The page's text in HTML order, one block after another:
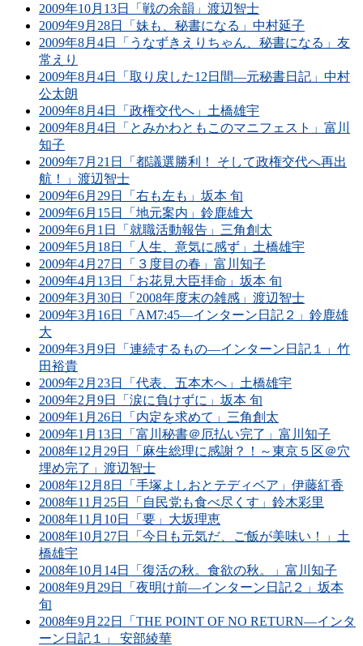
2009年10月13日「戦の余韻」渡辺智士
2009年9月28日「妹も、秘書になる」中村延子
2009年8月4日「うなずきえりちゃん、秘書になる」友
常えり
2009年8月4日「取り戻した12日間―元秘書日記」中村
公太朗
2009年8月4日「政権交代へ」土橋雄宇
2009年8月4日「とみかわともこのマニフェスト」富川
知子
2009年7月21日「都議選勝利！ そして政権交代へ再出
航！」渡辺智士
2009年6月29日「右も左も」坂本 旬
2009年6月15日「地元案内」鈴鹿雄大
2009年6月1日「就職活動報告」三角創太
2009年5月18日「人生、意気に感ず」土橋雄宇
2009年4月27日「３度目の春」富川知子
2009年4月13日「お花見大臣拝命」坂本 旬
2009年3月30日「2008年度末の雑感」渡辺智士
2009年3月16日「AM7:45―インターン日記２」鈴鹿雄
大
2009年3月9日「連続するもの―インターン日記１」竹
田裕貴
2009年2月23日「代表、五本木へ」土橋雄宇
2009年2月9日「涙に負けずに」坂本 旬
2009年1月26日「内定を求めて」三角創太
2009年1月13日「富川秘書＠厄払い完了」富川知子
2008年12月29日「麻生総理に感謝？！～東京５区＠穴
埋め完了」渡辺智士
2008年12月8日「手塚よしおとテディベア」伊藤紅香
2008年11月25日「自民党も食べ尽くす」鈴木彩里
2008年11月10日「要」大坂理恵
2008年10月27日「今日も元気だ、ご飯が美味い！」土
橋雄宇
2008年10月14日「復活の秋。食欲の秋。」富川知子
2008年9月29日「夜明け前―インターン日記２」坂本
旬
2008年9月22日「THE POINT OF NO RETURN―インタ
ーン日記１」 安部綾華